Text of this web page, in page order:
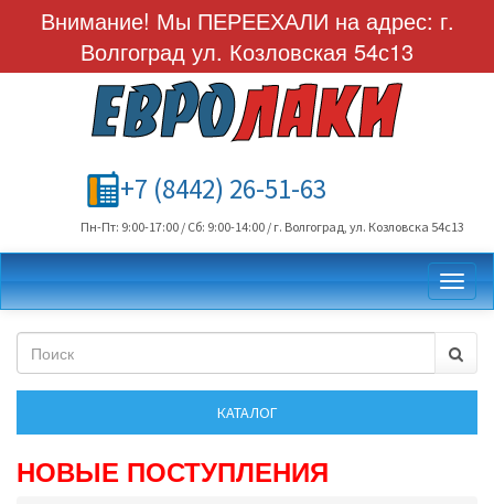
Внимание! Мы ПЕРЕЕХАЛИ на адрес: г.
Волгоград ул. Козловская 54с13
+7 (8442) 26-51-63
Пн-Пт: 9:00-17:00 / Сб: 9:00-14:00 / г. Волгоград, ул. Козловска 54с13
НОВЫЕ ПОСТУПЛЕНИЯ